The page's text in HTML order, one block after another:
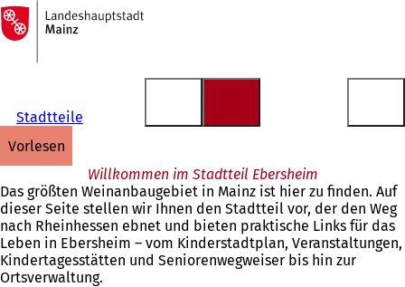
Inhalt anspringen
Zur
Startseite
Stadtteile
vorlesen
Willkommen im Stadtteil Ebersheim
Das größten Weinanbaugebiet in Mainz ist hier zu finden. Auf
dieser Seite stellen wir Ihnen den Stadtteil vor, der den Weg
nach Rheinhessen ebnet und bieten praktische Links für das
Leben in Ebersheim – vom Kinderstadtplan, Veranstaltungen,
Kindertagesstätten und Seniorenwegweiser bis hin zur
Ortsverwaltung.